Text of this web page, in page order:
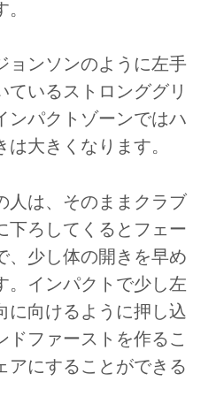
ョンソンのように左手
ているストロンググリ
ンパクトゾーンではハ
大きくなります。
人は、そのままクラブ
下ろしてくるとフェー
、少し体の開きを早め
。インパクトで少し左
に向けるように押し込
ドファーストを作るこ
アにすることができる